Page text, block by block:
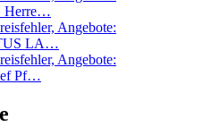
Herre…
Angebote:
LA…
Angebote:
Pf…